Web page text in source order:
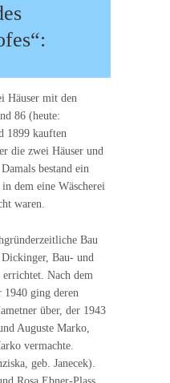
Häuser mit den
86 (heute:
1899 kauften
die zwei Häuser und
bestand ein
dem eine Wäscherei
waren.
Bau
Bau- und
Nach dem
1940 ging deren
über, der 1943
Auguste Marko,
vermachte.
geb. Janecek).